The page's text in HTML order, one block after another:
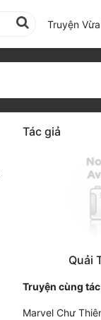
Truyện
Tác giả
Quải
Truyện cùng
Marvel Chư